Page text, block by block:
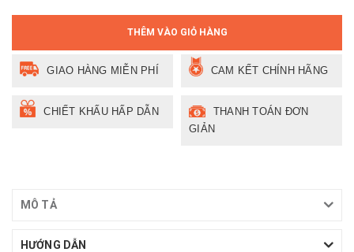
THÊM VÀO GIỎ HÀNG
GIAO HÀNG MIỄN PHÍ CAM KẾT CHÍNH HÃNG
CHIẾT KHẤU HẤP DẪN
THANH TOÁN ĐƠN
GIẢN
MÔ TẢ
HƯỚNG DẪN